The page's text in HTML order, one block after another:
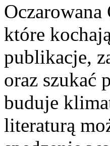
które
publikacje,
oraz szukać
buduje
literaturą